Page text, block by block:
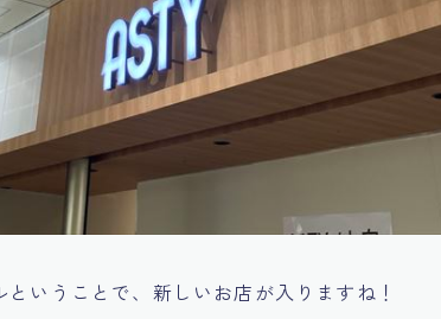
いうことで、新しいお店が入りますね！